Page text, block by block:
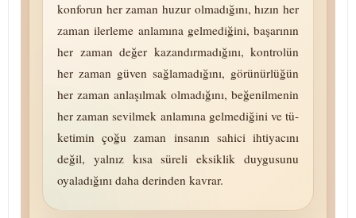
konforun her zaman huzur olmadığını, hızın her
zaman ilerleme anlamına gelmediğini, başarının
her zaman değer kazandırmadığını, kontrolün
her zaman güven sağlamadığını, gö­rü­nür­lü­ğün
her zaman anlaşılmak olmadığını, beğenilmenin
her zaman sevilmek anlamına gelmediğini ve tü­
ke­ti­min çoğu zaman insanın sahici ihtiyacını
değil, yalnız kısa süreli eksiklik duygusunu
oyaladığını daha derinden kavrar.